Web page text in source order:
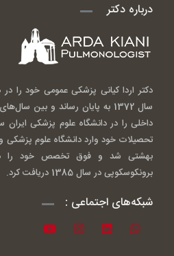
درباره دکتر
دکتر اردا کیانی پزشکی عمومی خود را
داخلی را در دانشگاه علوم پزشکی
تحصیلات خود وارد دانشگاه علوم
بهشتی شد و فوق تخصص خود را
برونکوسکوپی در سال 1385 دریافت کرد.
شبکه‌های اجتماعی :